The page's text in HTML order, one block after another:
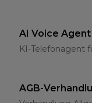
AI Voice Agent
KI-Telefonagent
AGB-